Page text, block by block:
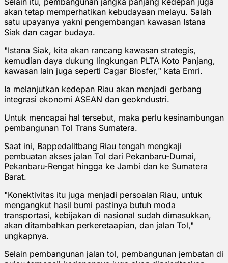
akan tetap memperhatikan kebudayaan melayu. Salah
satu upayanya yakni pengembangan kawasan Istana
Siak dan cagar budaya.
"Istana Siak, kita akan rancang kawasan strategis,
kemudian daya dukung lingkungan PLTA Koto Panjang,
kawasan lain juga seperti Cagar Biosfer," kata Emri.
Ia melanjutkan kedepan Riau akan menjadi gerbang
integrasi ekonomi ASEAN dan geokndustri.
Untuk mencapai hal tersebut, maka perlu kesinambungan
pembangunan Tol Trans Sumatera.
Saat ini, Bappedalitbang Riau tengah mengkaji
pembuatan akses jalan Tol dari Pekanbaru-Dumai,
Pekanbaru-Rengat hingga ke Jambi dan ke Sumatera
Barat.
"Konektivitas itu juga menjadi persoalan Riau, untuk
mengangkut hasil bumi pastinya butuh moda
transportasi, kebijakan di nasional sudah dimasukkan,
akan ditambahkan perkeretaapian, dan jalan Tol,"
ungkapnya.
Selain pembangunan jalan tol, pembangunan jembatan di